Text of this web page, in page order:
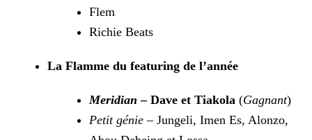
Flem
Richie Beats
La Flamme du featuring de l’année
Meridian – Dave et Tiakola (Gagnant)
Petit génie – Jungeli, Imen Es, Alonzo,